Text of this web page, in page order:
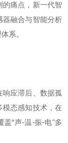
痛点，新一代智
器融合与智能分析
系。
应滞后、数据孤
模态感知技术，在
盖“声-温-振-电"多